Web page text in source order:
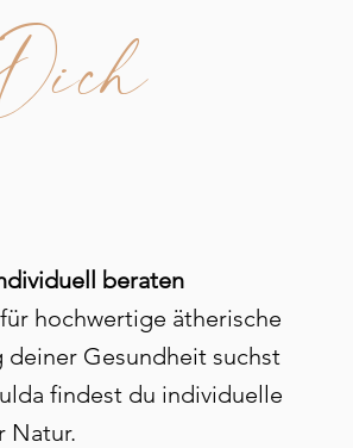
beraten
hochwertige ätherische
Gesundheit suchst
findest du individuelle
Natur.